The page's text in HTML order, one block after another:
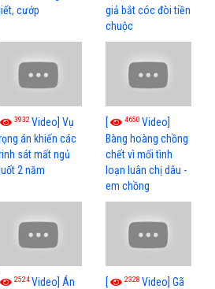
cướp
giả bắt cóc đòi tiền
chuộc
3932Video] Vụ
án khiến các
sát mất ngủ
2 năm
[ 4650 Video]
Bàng hoàng chồng
chết vì mối tình
loạn luân chị dâu -
em chồng
2524Video] Án
[ 2328 Video] Gã